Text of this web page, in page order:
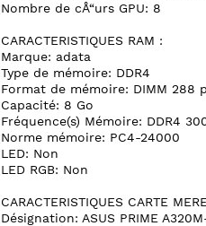
Nombre de cÅ“urs GPU: 8
CARACTERISTIQUES RAM :
Marque: adata
Type de mémoire: DDR4
Format de mémoire: DIMM 288
Capacité: 8 Go
Fréquence(s) Mémoire: DDR4
Norme mémoire: PC4-24000
LED: Non
LED RGB: Non
CARACTERISTIQUES CARTE MERE
Désignation: ASUS PRIME